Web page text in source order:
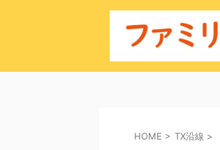
HOME > TX沿線 >